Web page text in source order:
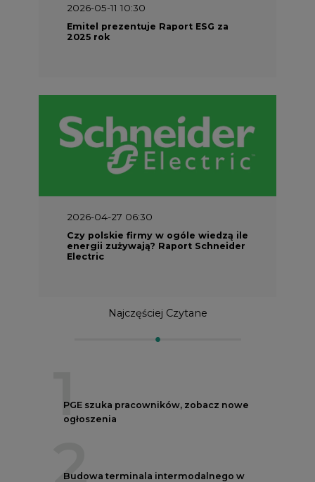
2026-05-11 10:30
Emitel prezentuje Raport ESG za
2025 rok
2026-04-27 06:30
Czy polskie firmy w ogóle wiedzą ile
energii zużywają? Raport Schneider
Electric
Najczęściej Czytane
1
PGE szuka pracowników, zobacz nowe
ogłoszenia
2
Budowa terminala intermodalnego w